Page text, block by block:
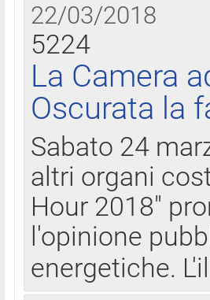
22/03/2018
5224
La Camera
Oscurata la
Sabato 24
altri organi
Hour 2018"
l'opinione
energetiche.